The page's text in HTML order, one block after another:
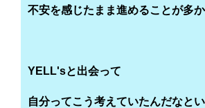
不安を感じたまま進めることが多
YELL'sと出会って
自分ってこう考えていたんだなと